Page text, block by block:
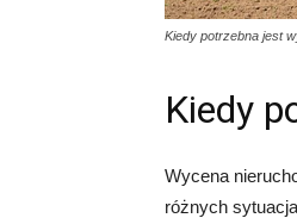
Kiedy potrzebna jest
Kiedy
Wycena
różnych